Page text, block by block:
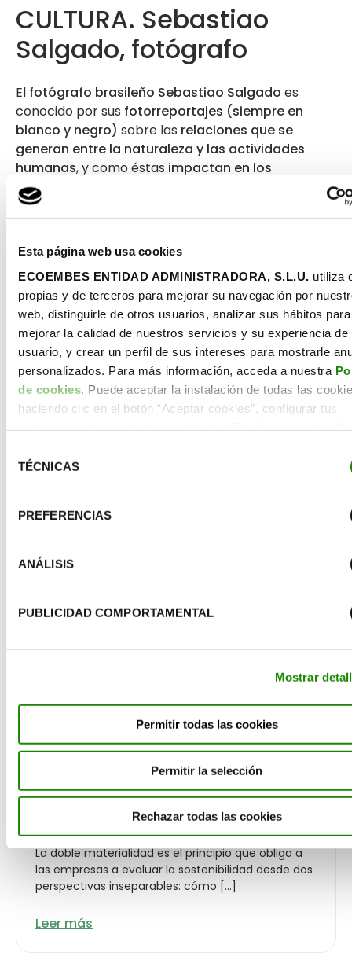
Esta página web usa cookies
ECOEMBES ENTIDAD ADMINISTRADORA, S.L.U.
utiliza
propias y de terceros para mejorar su navegación por
web, distinguirle de otros usuarios, analizar sus hábitos para
mejorar la calidad de nuestros servicios y su experiencia de
usuario, y crear un perfil de sus intereses para mostrarle
personalizados. Para más información, acceda a nuestra
de cookies . Puede aceptar la instalación de todas las
haciendo clic en el botón “Aceptar cookies”, configurar tus
cookies”.
TÉCNICAS
PREFERENCIAS
ANÁLISIS
PUBLICIDAD COMPORTAMENTAL
Mostrar
Permitir todas las cookies
Permitir la selección
Rechazar todas las cookies
CULTURA. Sebastiao
Salgado, fotógrafo
El fotógrafo brasileño Sebastiao Salgado es
conocido por sus fotorreportajes (siempre en
blanco y negro) sobre las relaciones que se
generan entre la naturaleza y las actividades
humanas, y como éstas impactan en los
ecosistemas
más prestigiosas son
y“La mano del hombre”. Desde hace unos años,
dirige junto a su mujer el Instituto Tierra
proyecto de reforestación
brasileñaen los terrenos de lo que ha sido siempre
la finca de la familiar Salgado.
Compartir
Te puede interesar
¿Qué es la doble materialidad y cómo
afecta a las empresas?
La doble materialidad es el principio que obliga a
las empresas a evaluar la sostenibilidad desde dos
perspectivas inseparables: cómo […]
Leer más